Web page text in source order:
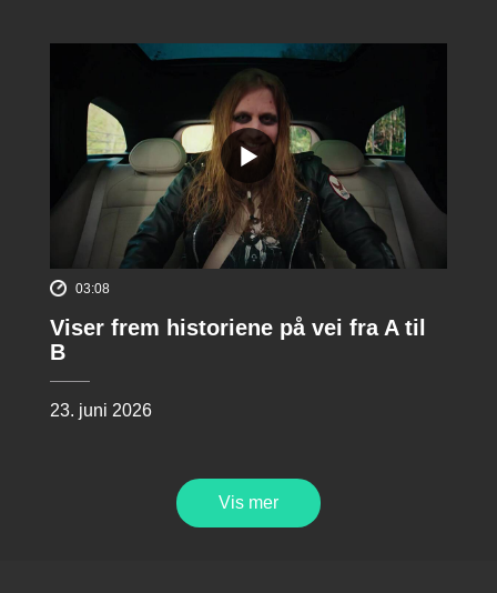
03:08
Viser frem historiene på vei fra A til
B
23. juni 2026
Vis mer